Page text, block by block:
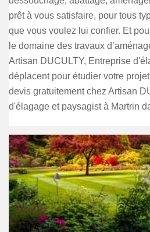
prêt à vous satisfaire, pour tous
que vous voulez lui confier. Et
le domaine des travaux
Artisan DUCULTY, Entreprise
déplacent pour étudier votre
devis gratuitement chez Artisan
d'élagage et paysagist à Martrin